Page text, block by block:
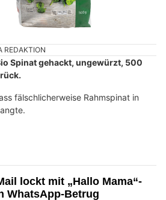
REDAKTION
Spinat gehackt, ungewürzt, 500
fälschlicherweise Rahmspinat in
lockt mit „Hallo Mama“-
WhatsApp-Betrug